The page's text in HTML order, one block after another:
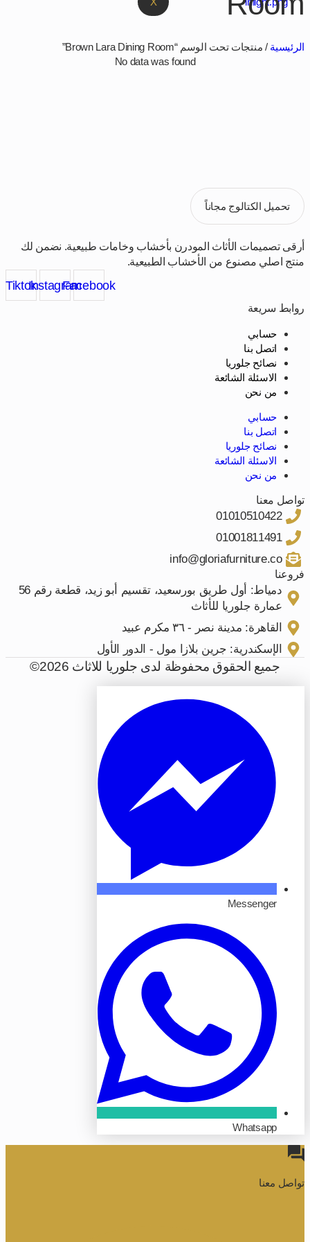
الرئيسية / منتجات تحت الوسم “Brown Lara Dining Room”
No data was found
تحميل الكتالوج مجاناً
أرقى تصميمات الأثاث المودرن بأخشاب وخامات طبيعية. نضمن لك
منتج اصلي مصنوع من الأخشاب الطبيعية.
Facebook
Instagram
Tiktok
روابط سريعة
حسابي
اتصل بنا
نصائح جلوريا
الاسئلة الشائعة
من نحن
حسابي
اتصل بنا
نصائح جلوريا
الاسئلة الشائعة
من نحن
تواصل معنا
01010510422
01001811491
info@gloriafurniture.co
فروعنا
دمياط: أول طريق بورسعيد، تقسيم أبو زيد، قطعة رقم 56
عمارة جلوريا للأثاث
القاهرة: مدينة نصر - ٣٦ مكرم عبيد
الإسكندرية: جرين بلازا مول - الدور الأول
جميع الحقوق محفوظة لدى جلوريا للاثاث 2026©
Messenger
Whatsapp
تواصل معنا